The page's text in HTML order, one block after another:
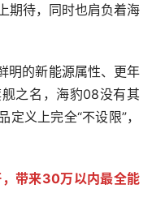
期待，同时也肩负着海
明的新能源属性、更年
之名，海豹08没有其
义上完全“不设限”，
带来30万以内最全能